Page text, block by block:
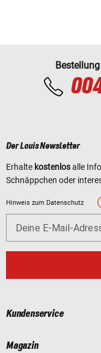
Der Louis Newsletter
Erhalte kostenlosalle
Schnäppchen oder
Hinweis zum Datenschutz
Deine E-Mail-
Kundenservice
Magazin